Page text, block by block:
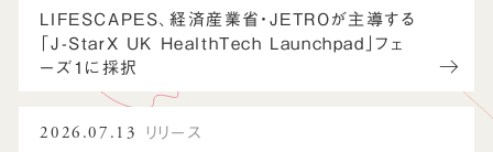
LIFESCAPES、経済産業省・JETROが主導する
「J-StarX UK HealthTech Launchpad」フェ
ーズ1に採択
2026.07.13
リリース